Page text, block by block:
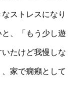
ストレスになり
、「もう少し遊
たけど我慢しな
家で癇癪として